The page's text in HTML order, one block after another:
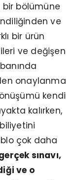
bir bölümüne
ve
bir ürün
ve değişen
onaylanma
kendi
kalırken,
çok daha
sınavı,
ve o